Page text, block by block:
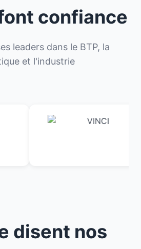
confiance
leaders dans le BTP, la
et l'industrie
disent nos